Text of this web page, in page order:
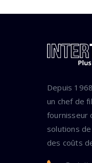
Depuis
un chef de
fournisseur
solutions
des coûts